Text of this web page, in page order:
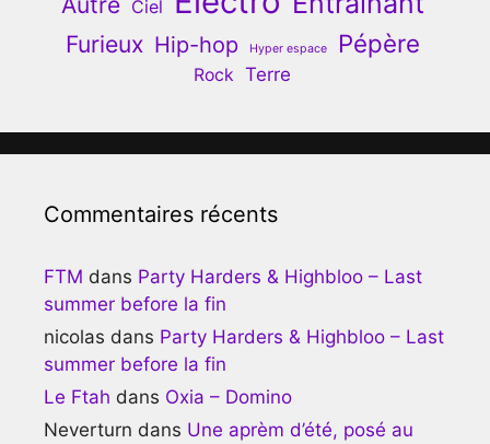
Ciel
Furieux Hip-hop Hyper espace Pépère
Rock Terre
Commentaires récents
FTM dans Party Harders & Highbloo – Last
summer before la fin
nicolas dans Party Harders & Highbloo – Last
summer before la fin
Le Ftah dans Oxia – Domino
Neverturn dans Une aprèm d’été, posé au